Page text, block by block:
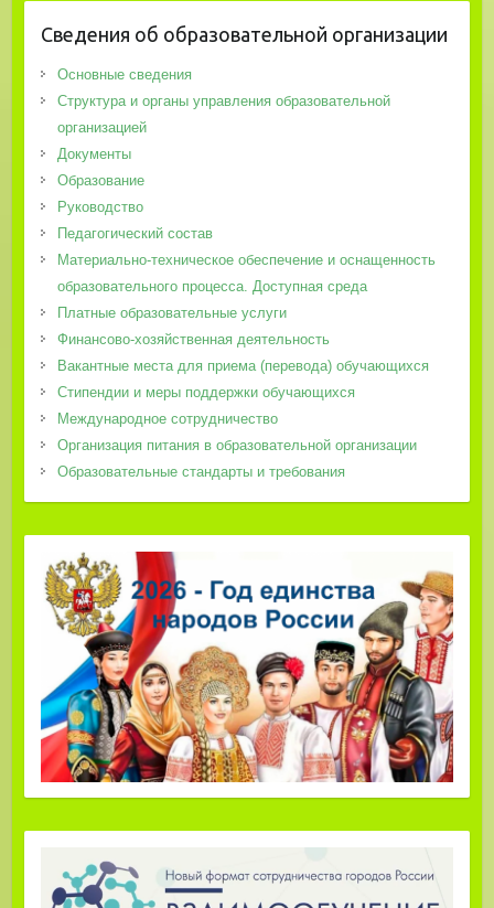
Сведения об образовательной организации
Основные сведения
Структура и органы управления образовательной
организацией
Документы
Образование
Руководство
Педагогический состав
Материально-техническое обеспечение и оснащенность
образовательного процесса. Доступная среда
Платные образовательные услуги
Финансово-хозяйственная деятельность
Вакантные места для приема (перевода) обучающихся
Стипендии и меры поддержки обучающихся
Международное сотрудничество
Организация питания в образовательной организации
Образовательные стандарты и требования